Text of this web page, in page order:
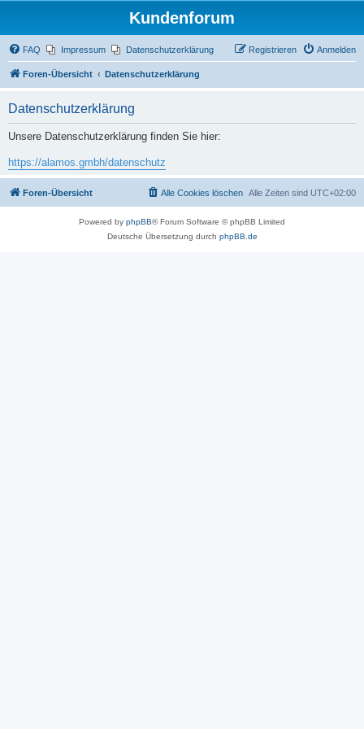
Kundenforum
FAQ Impressum Datenschutzerklärung Anmelden
Registrieren
Foren-Übersicht Datenschutzerklärung
Datenschutzerklärung
Unsere Datenschutzerklärung finden Sie hier:
https://alamos.gmbh/datenschutz
Foren-Übersicht Alle Zeiten sind UTC+02:00
Alle Cookies löschen
Powered by phpBB® Forum Software © phpBB Limited
Deutsche Übersetzung durch phpBB.de